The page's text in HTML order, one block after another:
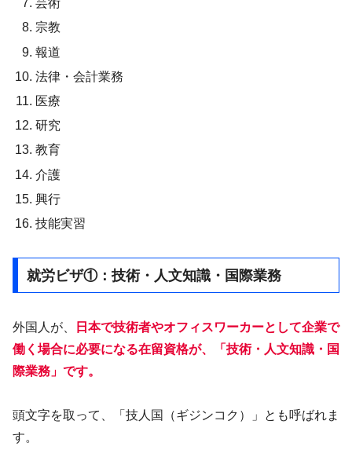
芸術
宗教
報道
法律・会計業務
医療
研究
教育
介護
興行
技能実習
就労ビザ①：技術・人文知識・国際業務
外国人が、
日本で技術者やオフィスワーカーとして企業で
働く場合に必要になる在留資格が、「技術・人文知識・国
際業務」です。
頭文字を取って、「技人国（ギジンコク）」とも呼ばれま
す。